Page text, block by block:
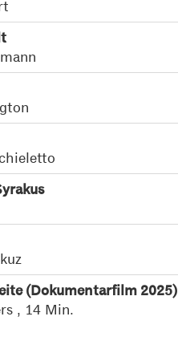
(Dokumentarfilm 2025)
, 14 Min.